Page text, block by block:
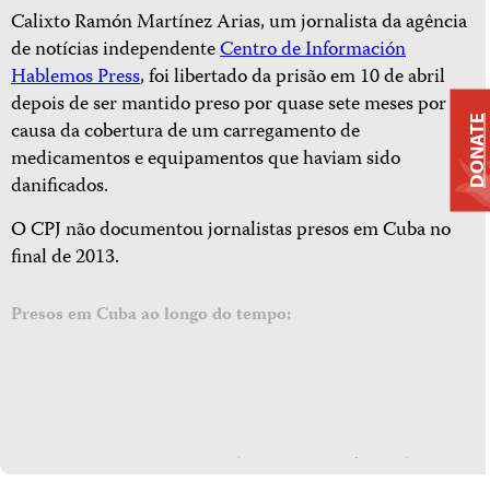
Calixto Ramón Martínez Arias, um jornalista da agência
de notícias independenteCentro de Información
Hablemos Press, foi libertado da prisão em 10 de abril
depois de ser mantido preso por quase sete meses por
causa da cobertura de um carregamento de
medicamentos e equipamentos que haviam sido
danificados.
O CPJ não documentou jornalistas presos em Cuba no
final de 2013.
Presos em Cuba ao longo do tempo:
DONATE